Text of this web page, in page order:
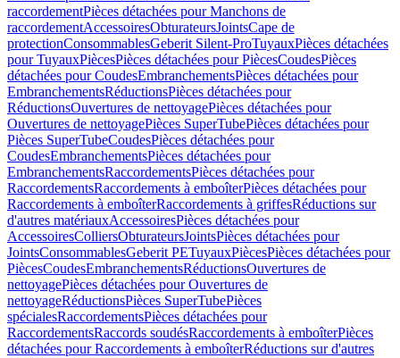
raccordementPièces détachées pour Manchons de
raccordementAccessoiresObturateursJointsCape de
protectionConsommablesGeberit Silent-ProTuyauxPièces détachées
pour TuyauxPiècesPièces détachées pour PiècesCoudesPièces
détachées pour CoudesEmbranchementsPièces détachées pour
EmbranchementsRéductionsPièces détachées pour
RéductionsOuvertures de nettoyagePièces détachées pour
Ouvertures de nettoyagePièces SuperTubePièces détachées pour
Pièces SuperTubeCoudesPièces détachées pour
CoudesEmbranchementsPièces détachées pour
EmbranchementsRaccordementsPièces détachées pour
RaccordementsRaccordements à emboîterPièces détachées pour
Raccordements à emboîterRaccordements à griffesRéductions sur
d'autres matériauxAccessoiresPièces détachées pour
AccessoiresColliersObturateursJointsPièces détachées pour
JointsConsommablesGeberit PETuyauxPiècesPièces détachées pour
PiècesCoudesEmbranchementsRéductionsOuvertures de
nettoyagePièces détachées pour Ouvertures de
nettoyageRéductionsPièces SuperTubePièces
spécialesRaccordementsPièces détachées pour
RaccordementsRaccords soudésRaccordements à emboîterPièces
détachées pour Raccordements à emboîterRéductions sur d'autres